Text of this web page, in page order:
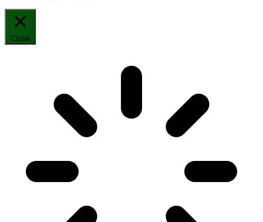
Close